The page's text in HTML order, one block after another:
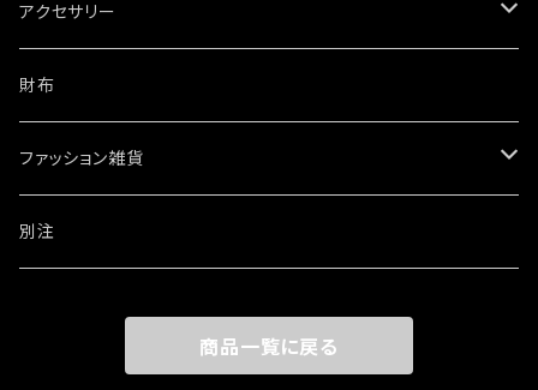
アクセサリー
ネックレス
ブレスレット・バングル
ウォレットチェーン
財布
ファッション雑貨
ワッペン・ステッカー
別注
商品一覧に戻る